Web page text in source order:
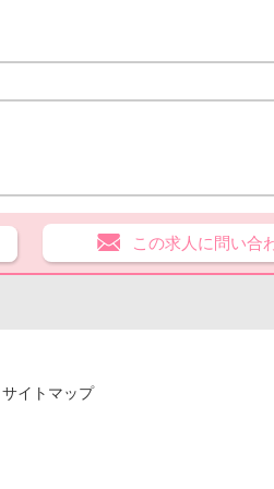
この求人に問い合
サイトマップ